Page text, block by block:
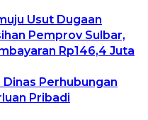
Usut Dugaan
Pemprov Sulbar,
Rp146,4 Juta
Perhubungan
Pribadi